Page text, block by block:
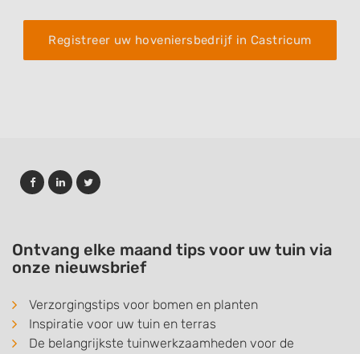
Registreer uw hoveniersbedrijf in Castricum
Ontvang elke maand tips voor uw tuin via
onze nieuwsbrief
Verzorgingstips voor bomen en planten
Inspiratie voor uw tuin en terras
De belangrijkste tuinwerkzaamheden voor de